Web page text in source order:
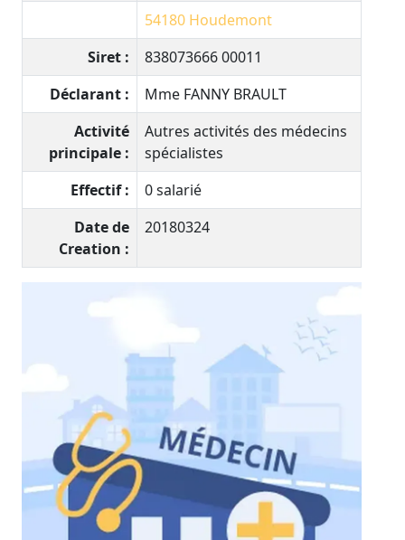
54180 Houdemont
Siret :
838073666 00011
Déclarant :
Mme FANNY BRAULT
Activité
principale :
Autres activités des médecins
spécialistes
Effectif :
0 salarié
Date de
Creation :
20180324